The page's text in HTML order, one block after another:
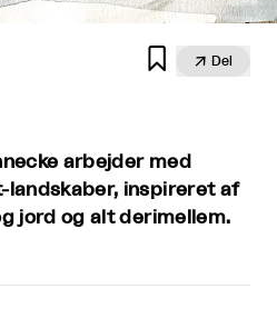
  Del
arbejder med
inspireret af
jord og alt derimellem.